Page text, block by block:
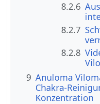
8.2.6
8.2.7
8.2.8
9 Anuloma
Chakra-
Konzentration